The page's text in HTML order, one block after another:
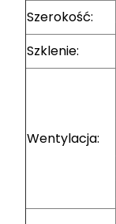
Szerokość:
Szklenie:
Wentylacja: